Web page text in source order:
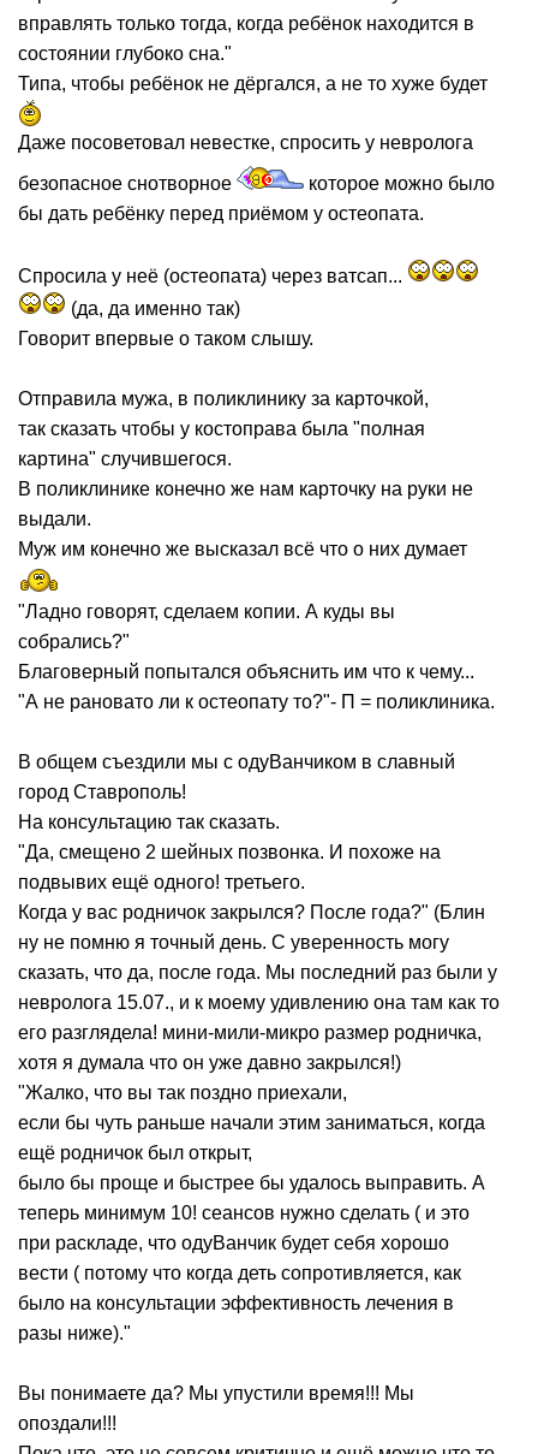
вправлять только тогда, когда ребёнок находится в
состоянии глубоко сна."
Типа, чтобы ребёнок не дёргался, а не то хуже будет
Даже посоветовал невестке, спросить у невролога
безопасное снотворное
которое можно было
бы дать ребёнку перед приёмом у остеопата.
Спросила у неё (остеопата) через ватсап...
(да, да именно так)
Говорит впервые о таком слышу.
Отправила мужа, в поликлинику за карточкой,
так сказать чтобы у костоправа была "полная
картина" случившегося.
В поликлинике конечно же нам карточку на руки не
выдали.
Муж им конечно же высказал всё что о них думает
"Ладно говорят, сделаем копии. А куды вы
собрались?"
Благоверный попытался объяснить им что к чему...
"А не рановато ли к остеопату то?"- П = поликлиника.
В общем съездили мы с одуВанчиком в славный
город Ставрополь!
На консультацию так сказать.
"Да, смещено 2 шейных позвонка. И похоже на
подвывих ещё одного! третьего.
Когда у вас родничок закрылся? После года?" (Блин
ну не помню я точный день. С уверенность могу
сказать, что да, после года. Мы последний раз были у
невролога 15.07., и к моему удивлению она там как то
его разглядела! мини-мили-микро размер родничка,
хотя я думала что он уже давно закрылся!)
"Жалко, что вы так поздно приехали,
если бы чуть раньше начали этим заниматься, когда
ещё родничок был открыт,
было бы проще и быстрее бы удалось выправить. А
теперь минимум 10! сеансов нужно сделать ( и это
при раскладе, что одуВанчик будет себя хорошо
вести ( потому что когда деть сопротивляется, как
было на консультации эффективность лечения в
разы ниже)."
Вы понимаете да? Мы упустили время!!! Мы
опоздали!!!